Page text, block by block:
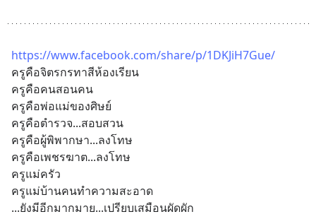
https://www.facebook.com/share/p/1DKJiH7Gue/
ครูคือจิตรกรทาสีห้องเรียน
ครูคือคนสอนคน
ครูคือพ่อแม่ของศิษย์
ครูคือตำรวจ...สอบสวน
ครูคือผู้พิพากษา...ลงโทษ
ครูคือเพชรฆาต...ลงโทษ
ครูแม่ครัว
ครูแม่บ้านคนทำความสะอาด
...ยังมีอีกมากมาย...เปรียบเสมือนผัดผัก